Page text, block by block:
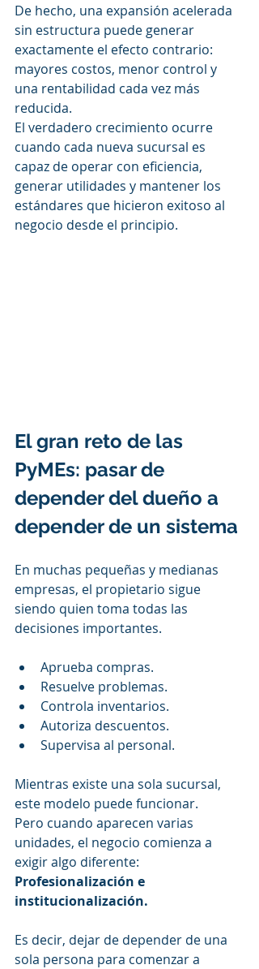
De hecho, una expansión acelerada
sin estructura puede generar
exactamente el efecto contrario:
mayores costos, menor control y
una rentabilidad cada vez más
reducida.
El verdadero crecimiento ocurre
cuando cada nueva sucursal es
capaz de operar con eficiencia,
generar utilidades y mantener los
estándares que hicieron exitoso al
negocio desde el principio.
El gran reto de las
PyMEs: pasar de
depender del dueño a
depender de un sistema
En muchas pequeñas y medianas
empresas, el propietario sigue
siendo quien toma todas las
decisiones importantes.
Aprueba compras.
Resuelve problemas.
Controla inventarios.
Autoriza descuentos.
Supervisa al personal.
Mientras existe una sola sucursal,
este modelo puede funcionar.
Pero cuando aparecen varias
unidades, el negocio comienza a
exigir algo diferente:
Profesionalización e
institucionalización.
Es decir, dejar de depender de una
sola persona para comenzar a